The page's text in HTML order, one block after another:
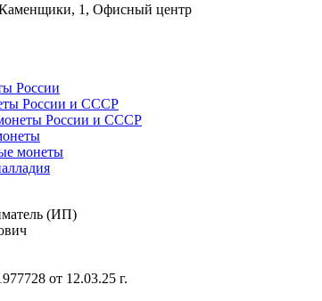
1, Офисный центр
России
России и СССР
России и СССР
монеты
(ИП)
от 12.03.25 г.